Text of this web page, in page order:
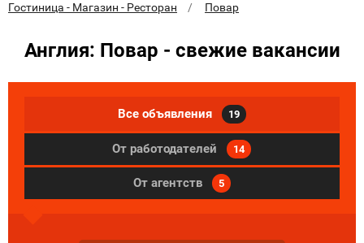
Гостиница - Магазин - Ресторан
Повар
Англия: Повар - свежие вакансии
Все объявления 19
От работодателей 14
От агентств 5